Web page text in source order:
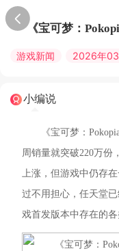
《宝可梦：
游戏新闻 2026年03
小编说
《宝可梦：Pokopia
周销量就突破220万份
上涨，但游戏中仍存
过不用担心，任天堂
戏首发版本中存在的各